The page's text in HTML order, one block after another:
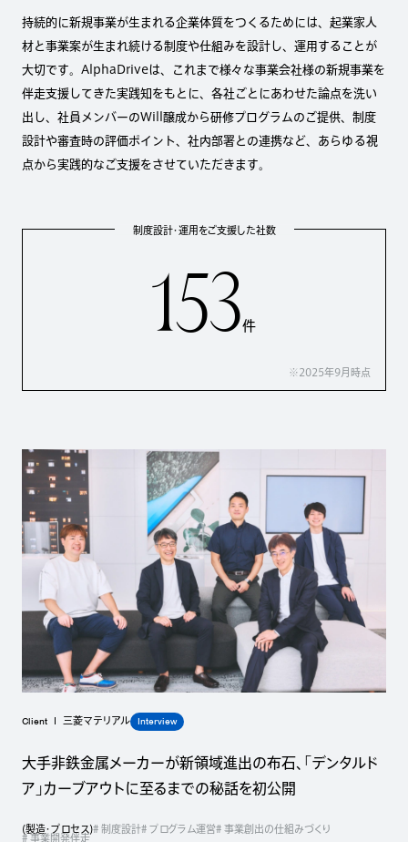
持続的に新規事業が生まれる企業体質をつくるためには、起業家人
材と事業案が生まれ続ける制度や仕組みを設計し、運用することが
大切です。AlphaDriveは、これまで様々な事業会社様の新規事業を
伴走支援してきた実践知をもとに、各社ごとにあわせた論点を洗い
出し、社員メンバーのWill醸成から研修プログラムのご提供、制度
設計や審査時の評価ポイント、社内部署との連携など、あらゆる視
点から実践的なご支援をさせていただきます。
制度設計・運用をご支援した社数
153件
※2025年9月時点
Client 三菱マテリアル Interview
大手非鉄金属メーカーが新領域進出の布石、「デンタルド
ア」カーブアウトに至るまでの秘話を初公開
(製造・プロセス)# 制度設計# プログラム運営# 事業創出の仕組みづくり
# 事業開発伴走